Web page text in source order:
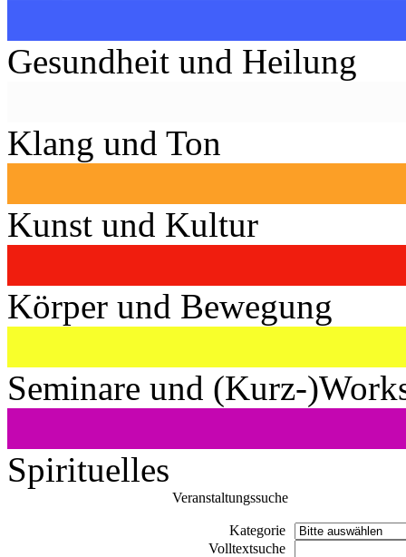
Gesundheit und Heilung
Klang und Ton
Kunst und Kultur
Körper und Bewegung
Seminare und (Kurz-
Spirituelles
Veranstaltungssuche
Kategorie
Volltextsuche